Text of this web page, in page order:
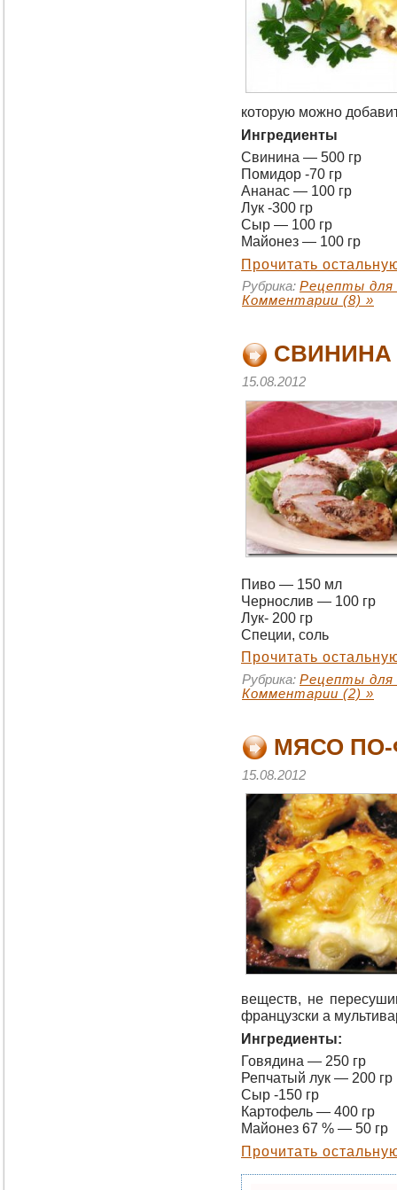
которую можно
Ингредиенты
Свинина — 500 гр
Помидор -70 гр
Ананас — 100 гр
Лук -300 гр
Сыр — 100 гр
Майонез — 100 гр
Прочитать
Рубрика: Рецепты для
Комментарии (8) »
15.08.2012
Пиво — 150 мл
Чернослив — 100 гр
Лук- 200 гр
Специи, соль
Прочитать
Рубрика: Рецепты для
Комментарии (2) »
МЯСО ПО-
15.08.2012
веществ, не
французски а
Ингредиенты:
Говядина — 250 гр
Репчатый лук — 200 гр
Сыр -150 гр
Картофель — 400 гр
Майонез 67 % — 50 гр
Прочитать